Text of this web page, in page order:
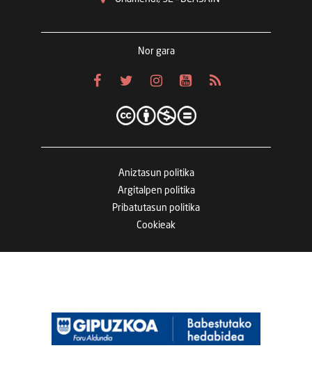
Nor gara
Aniztasun politika
Argitalpen politika
Pribatutasun politika
Cookieak